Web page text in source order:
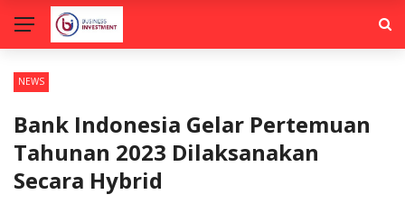
NEWS
Bank Indonesia Gelar Pertemuan
Tahunan 2023 Dilaksanakan
Secara Hybrid